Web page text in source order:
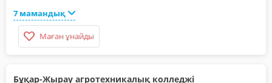
7 мамандық
Маған ұнайды
Бұқар-Жырау агротехникалық колледжі